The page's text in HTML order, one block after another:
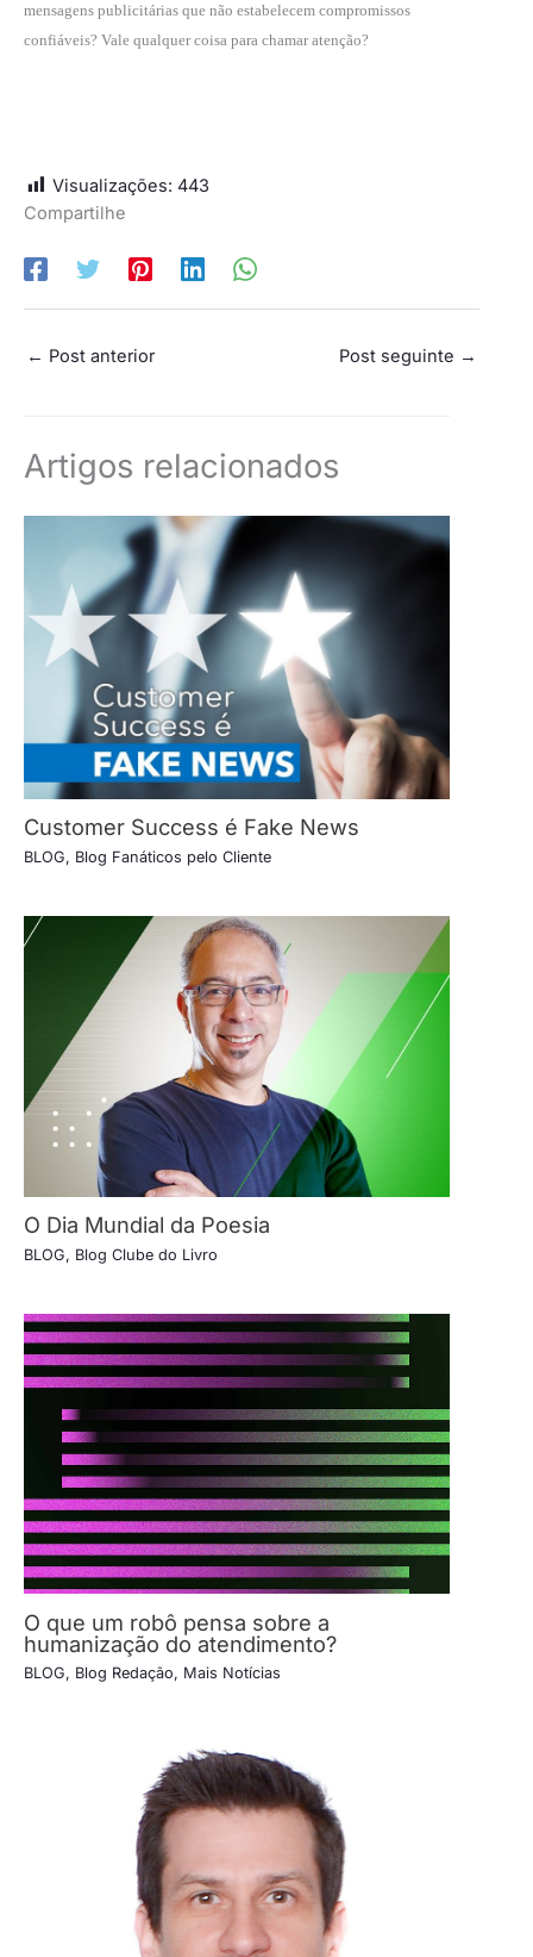
mensagens publicitárias que não estabelecem compromissos
confiáveis? Vale qualquer coisa para chamar atenção?
Visualizações: 443
Compartilhe
← Post anterior Post seguinte →
Artigos relacionados
Customer Success é Fake News
BLOG, Blog Fanáticos pelo Cliente
O Dia Mundial da Poesia
BLOG, Blog Clube do Livro
O que um robô pensa sobre a
humanização do atendimento?
BLOG, Blog Redação, Mais Notícias